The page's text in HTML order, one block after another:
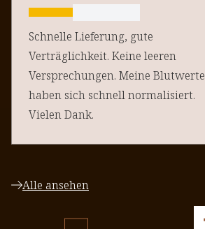
Schnelle Lieferung, gute
Verträglichkeit. Keine leeren
Versprechungen. Meine Blutwerte
haben sich schnell normalisiert.
Vielen Dank.
Alle ansehen